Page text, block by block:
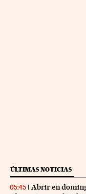
ÚLTIMAS NOTICIAS
05:45
Abrir en